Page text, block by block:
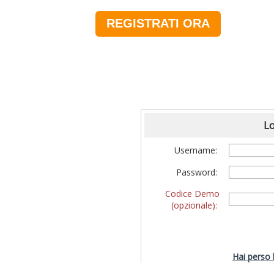
REGISTRATI ORA
Username:
Password:
Codice Demo
(opzionale):
Hai perso